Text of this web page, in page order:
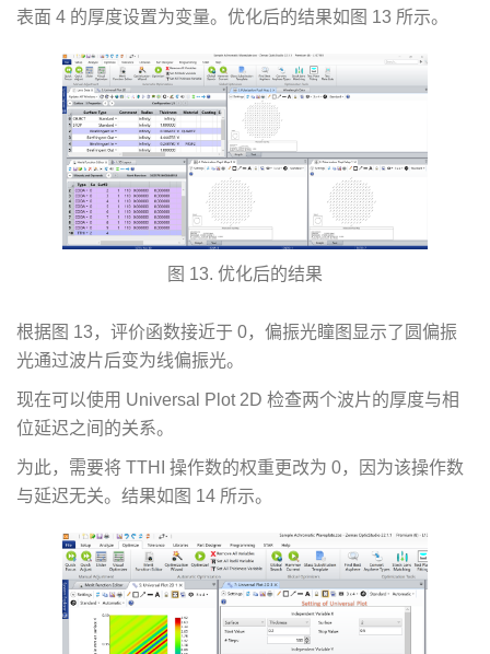
表面 4 的厚度设置为变量。优化后的结果如图 13 所示。
图 13. 优化后的结果
根据图 13，评价函数接近于 0，偏振光瞳图显示了圆偏振
光通过波片后变为线偏振光。
现在可以使用 Universal Plot 2D 检查两个波片的厚度与相
位延迟之间的关系。
为此，需要将 TTHI 操作数的权重更改为 0，因为该操作数
与延迟无关。结果如图 14 所示。